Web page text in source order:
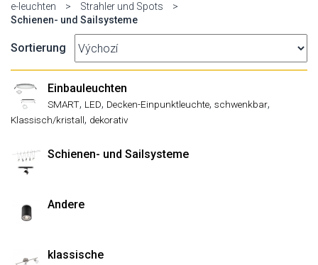
e-leuchten > Strahler und Spots
>
Schienen- und Sailsysteme
Sortierung
Einbauleuchten
SMART, LED, Decken-Einpunktleuchte, schwenkbar,
Klassisch/kristall, dekorativ
Schienen- und Sailsysteme
Andere
klassische